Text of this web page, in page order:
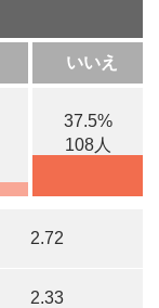
いいえ
37.5%
108人
2.72
2.33